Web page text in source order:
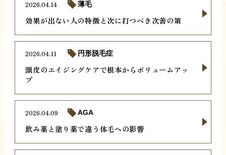
効果が出ない人の特徴と次に打つべき次善の策
2026.04.14 薄毛
頭皮のエイジングケアで根本からボリュームアッ
プ
2026.04.11 円形脱毛症
飲み薬と塗り薬で違う体毛への影響
2026.04.09 AGA